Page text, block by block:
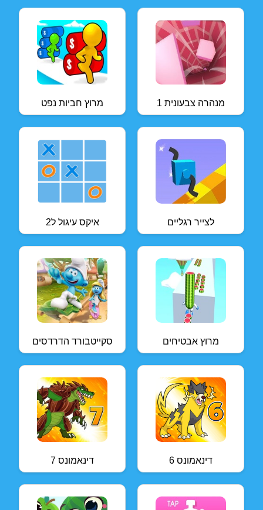
מרוץ חביות נפט מנהרה צבעונית 1
איקס עיגול ל2 לצייר רגליים
סקייטבורד הדרדסים מרוץ אבטיחים
דינאמונס 7 דינאמונס 6